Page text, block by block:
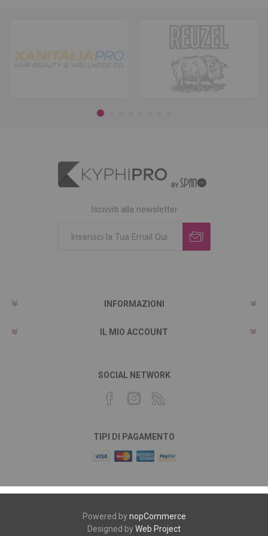
Iscriviti alla newsletter
INFORMAZIONI
IL MIO ACCOUNT
SOCIAL NETWORK
TIPI DI PAGAMENTO
Powered bynopCommerce
Designed byWeb Project